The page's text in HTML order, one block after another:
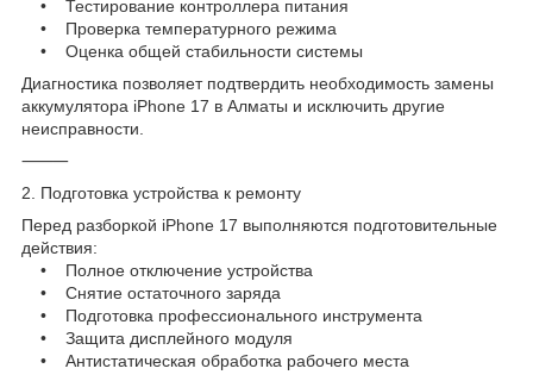
• Тестирование контроллера питания
• Проверка температурного режима
• Оценка общей стабильности системы
Диагностика позволяет подтвердить необходимость замены
аккумулятора iPhone 17 в Алматы и исключить другие
неисправности.
⸻
2. Подготовка устройства к ремонту
Перед разборкой iPhone 17 выполняются подготовительные
действия:
• Полное отключение устройства
• Снятие остаточного заряда
• Подготовка профессионального инструмента
• Защита дисплейного модуля
• Антистатическая обработка рабочего места